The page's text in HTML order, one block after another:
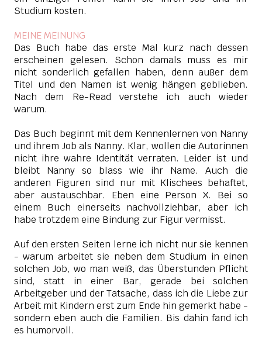
Studium kosten.
MEINE MEINUNG
Das Buch habe das erste Mal kurz nach dessen
erscheinen gelesen. Schon damals muss es mir
nicht sonderlich gefallen haben, denn außer dem
Titel und den Namen ist wenig hängen geblieben.
Nach dem Re-Read verstehe ich auch wieder
warum.
Das Buch beginnt mit dem Kennenlernen von Nanny
und ihrem Job als Nanny. Klar, wollen die Autorinnen
nicht ihre wahre Identität verraten. Leider ist und
bleibt Nanny so blass wie ihr Name. Auch die
anderen Figuren sind nur mit Klischees behaftet,
aber austauschbar. Eben eine Person X. Bei so
einem Buch einerseits nachvollziehbar, aber ich
habe trotzdem eine Bindung zur Figur vermisst.
Auf den ersten Seiten lerne ich nicht nur sie kennen
- warum arbeitet sie neben dem Studium in einen
solchen Job, wo man weiß, das Überstunden Pflicht
sind, statt in einer Bar, gerade bei solchen
Arbeitgeber und der Tatsache, dass ich die Liebe zur
Arbeit mit Kindern erst zum Ende hin gemerkt habe -
sondern eben auch die Familien. Bis dahin fand ich
es humorvoll.